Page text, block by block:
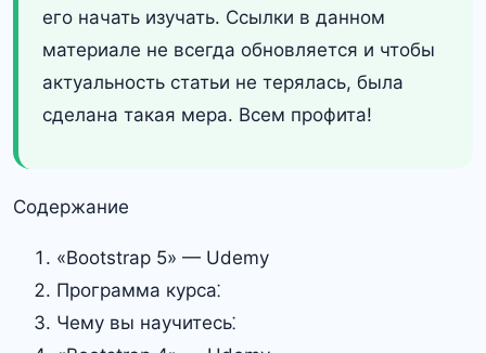
его начать изучать. Ссылки в данном
материале не всегда обновляется и чтобы
актуальность статьи не терялась, была
сделана такая мера. Всем профита!
Содержание
«Bootstrap 5» — Udemy
Программа курса⁚
Чему вы научитесь⁚